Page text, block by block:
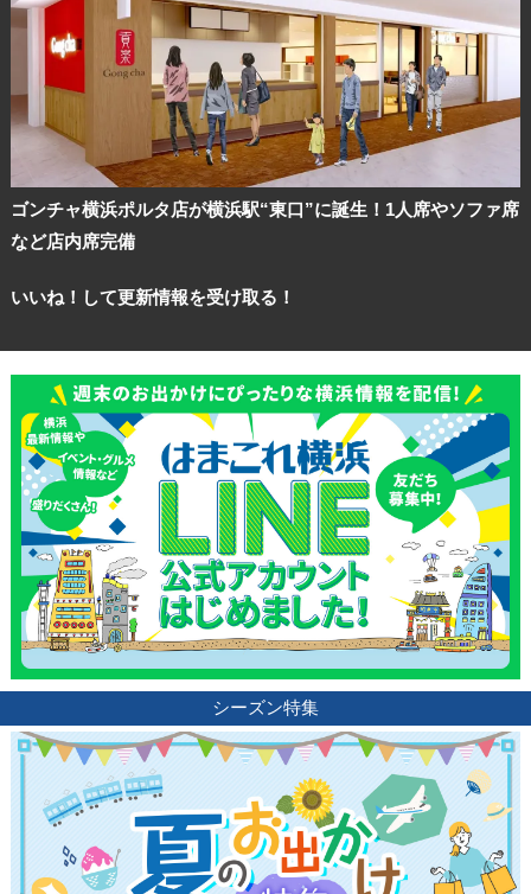
ゴンチャ横浜ポルタ店が横浜駅“東口”に誕生！1人席やソファ席
など店内席完備
いいね！して更新情報を受け取る！
シーズン特集